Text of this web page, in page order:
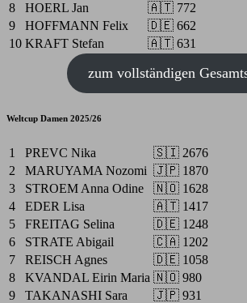
8
HOERL Jan 🇦🇹 772
9
HOFFMANN Felix 🇩🇪 662
10 KRAFT Stefan 🇦🇹 631
zum vollständigen
Weltcup Damen 2025/26
1 PREVC Nika 🇸🇮 2676
2
MARUYAMA Nozomi 🇯🇵 1870
3
STROEM Anna Odine 🇳🇴 1628
4
EDER Lisa 🇦🇹 1417
5
FREITAG Selina 🇩🇪 1248
6
STRATE Abigail 🇨🇦 1202
7
REISCH Agnes 🇩🇪 1058
8
KVANDAL Eirin Maria 🇳🇴 980
9
TAKANASHI Sara 🇯🇵 931